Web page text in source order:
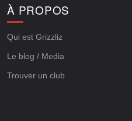
À PROPOS
Qui est Grizzliz
Le blog / Media
Trouver un club